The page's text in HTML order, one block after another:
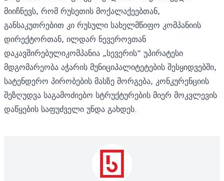
მიიჩნევს, რომ რუსეთის მოქალაქეებთან,
განსაკუთრებით კი რუსული სახელმწიფო კომპანიის
დირექტორთან, ილდარ ნევეროვთან
დაკავშირებულიკომპანია „სევერის“ უპირატესი
მდგომარეობა აჭარის მუნიციპალიტეტების შესყიდვებში,
სატენდერო პირობების მასზე მორგება, კონკურენციის
შეზღუდვა საგამოძიებო სტრუქტურების მიერ მოკვლევის
დაწყების საფუძველი უნდა გახდეს.